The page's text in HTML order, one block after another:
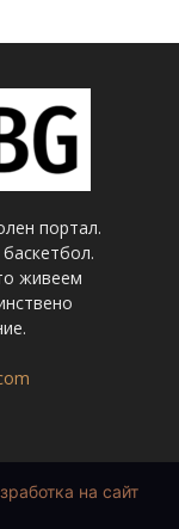
портал.
живеем
на сайт